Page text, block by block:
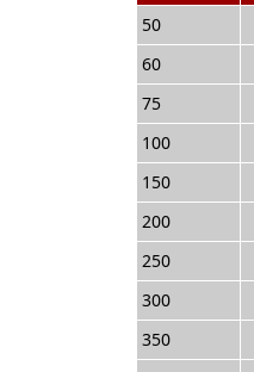
50
60
75
100
150
200
250
300
350